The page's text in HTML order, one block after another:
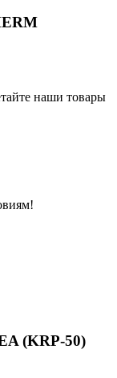
наши товары
(KRP-50)